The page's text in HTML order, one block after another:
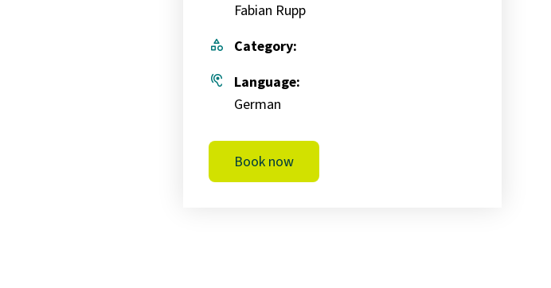
Fabian Rupp
category
Category:
hearing
Language:
German
Book now